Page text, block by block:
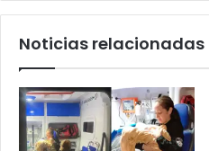
Noticias relacionadas